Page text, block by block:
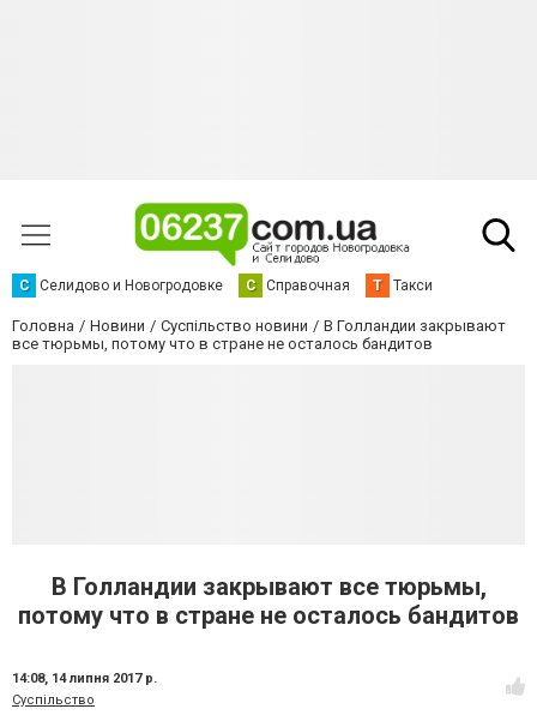
С Селидово и Новогродовке С Справочная Т Такси
Головна Новини Суспільство новини
В Голландии закрывают
все тюрьмы, потому что в стране не осталось бандитов
В Голландии закрывают все тюрьмы,
потому что в стране не осталось бандитов
14:08, 14 липня 2017 р.
Суспільство